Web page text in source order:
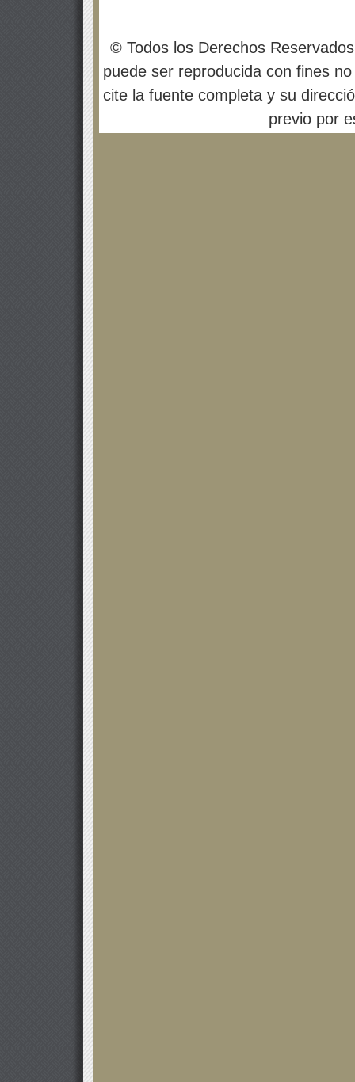
© Todos los Derechos
puede ser reproducida con fines
cite la fuente completa y su
previo por